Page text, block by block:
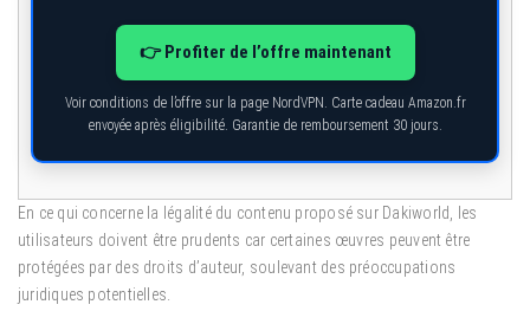
👉 Profiter de l’offre maintenant
Voir conditions de l’offre sur la page NordVPN. Carte cadeau Amazon.fr
envoyée après éligibilité. Garantie de remboursement 30 jours.
En ce qui concerne la légalité du contenu proposé sur Dakiworld, les
utilisateurs doivent être prudents car certaines œuvres peuvent être
protégées par des droits d’auteur, soulevant des préoccupations
juridiques potentielles.